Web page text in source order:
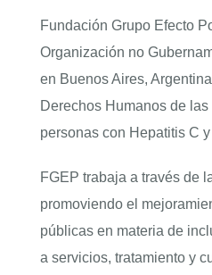
Fundación Grupo Efecto
Organización no
en Buenos Aires,
Derechos Humanos de
personas con Hepatitis C
FGEP trabaja a través de
promoviendo el
públicas en materia de
a servicios, tratamiento y